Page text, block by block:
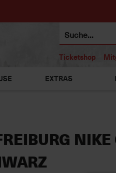
Ticketshop
EXTRAS